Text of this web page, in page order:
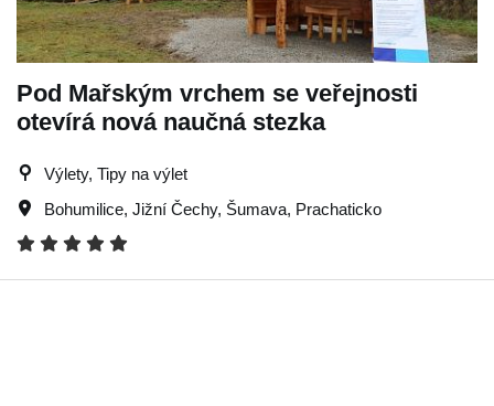
Pod Mařským vrchem se veřejnosti
otevírá nová naučná stezka
Výlety, Tipy na výlet
Bohumilice, Jižní Čechy, Šumava, Prachaticko